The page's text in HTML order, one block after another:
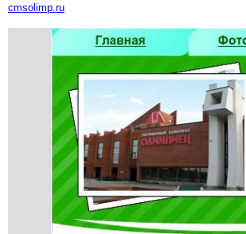
cmsolimp.ru